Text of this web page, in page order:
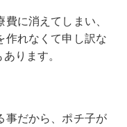
に消えてしまい、
作れなくて申し訳な
ります。
事だから、ポチ子が